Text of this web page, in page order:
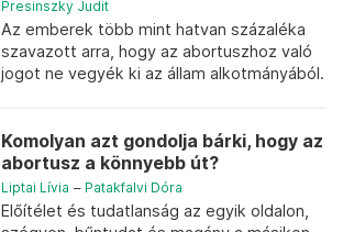
Presinszky Judit
Az emberek több mint hatvan százaléka
szavazott arra, hogy az abortuszhoz való
jogot ne vegyék ki az állam alkotmányából.
Komolyan azt gondolja bárki, hogy az
abortusz a könnyebb út?
Liptai Lívia – Patakfalvi Dóra
Előítélet és tudatlanság az egyik oldalon,